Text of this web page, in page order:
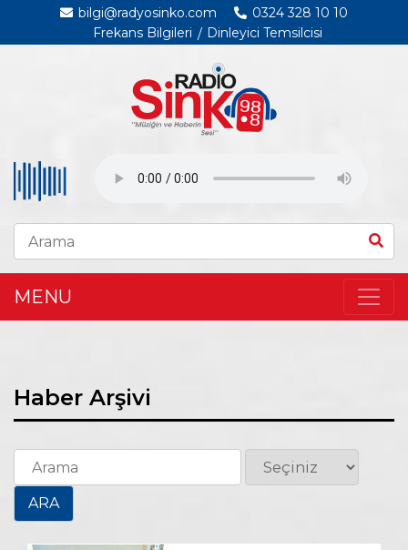
bilgi@radyosinko.com
0324 328 10 10
Frekans Bilgileri
Dinleyici Temsilcisi
MENU
Haber Arşivi